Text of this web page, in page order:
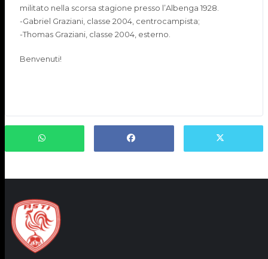
militato nella scorsa stagione presso l’Albenga 1928.
-Gabriel Graziani, classe 2004, centrocampista;
-Thomas Graziani, classe 2004, esterno.
Benvenuti!